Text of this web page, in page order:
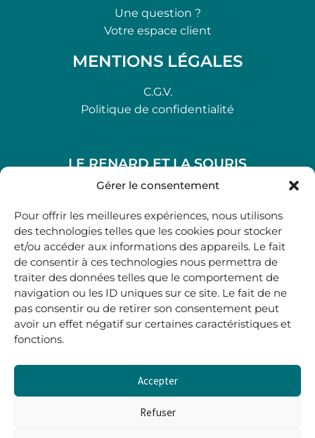
Gérer le consentement
Pour offrir les meilleures expériences, nous utilisons
des technologies telles que les cookies pour stocker
et/ou accéder aux informations des appareils. Le fait
de consentir à ces technologies nous permettra de
traiter des données telles que le comportement de
navigation ou les ID uniques sur ce site. Le fait de ne
pas consentir ou de retirer son consentement peut
avoir un effet négatif sur certaines caractéristiques et
fonctions.
Accepter
Refuser
Une question ?
Votre espace client
MENTIONS LÉGALES
C.G.V.
Politique de confidentialité
LE RENARD ET LA SOURIS
48, rue Maubec 33210 LANGON
05 40 41 37 18
.
MARDI AU SAMEDI
10H00-12H45 | 14H00 -19H00
boutique@lerenardetlasouris.com